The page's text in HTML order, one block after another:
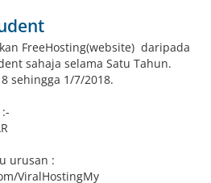
FreeHosting(website) daripada
sahaja selama Satu Tahun.
sehingga 1/7/2018.
urusan :
ViralHostingMy